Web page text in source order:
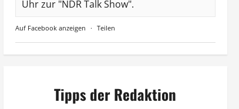
Uhr zur "NDR Talk Show".
Auf Facebook anzeigen · Teilen
Tipps der Redaktion